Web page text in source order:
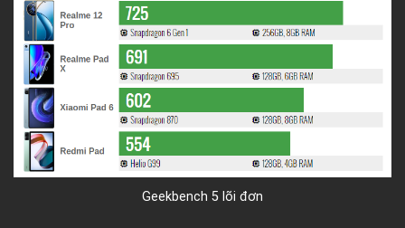
Geekbench 5 lõi đơn